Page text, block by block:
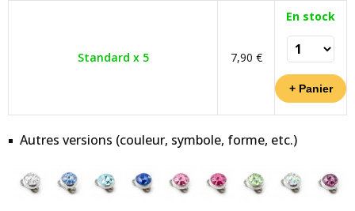
Standard x 5 7,90 €
En stock
Autres versions (couleur, symbole, forme, etc.)